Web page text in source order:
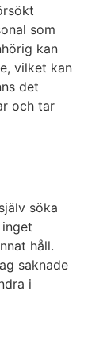
som
kan
vilket kan
det
och tar
söka
håll.
saknade
i